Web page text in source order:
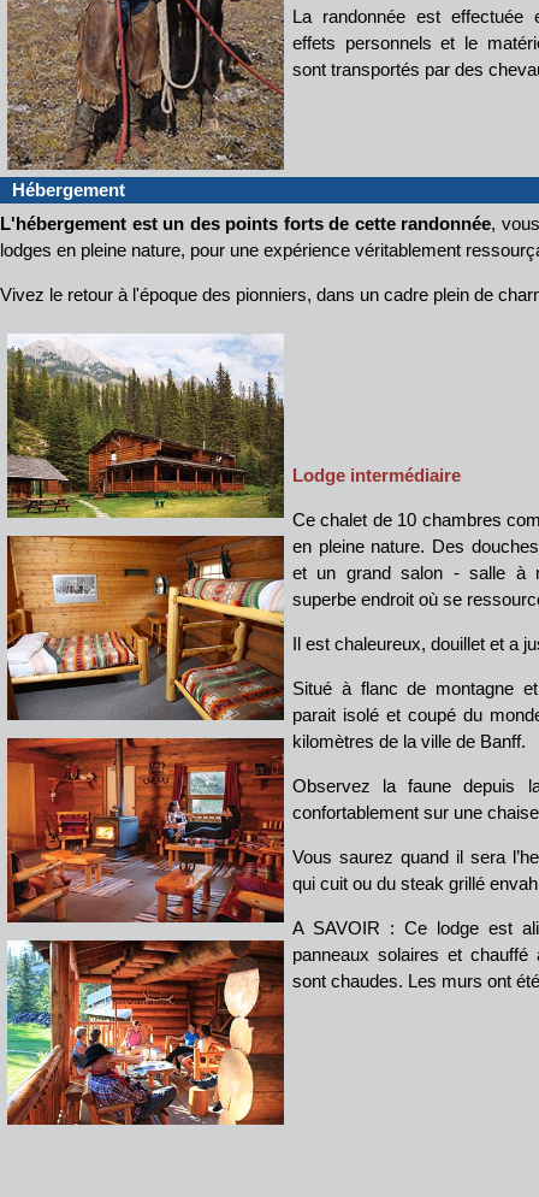
La randonnée est effectuée
effets personnels et le
sont transportés par des
Hébergement
L'hébergement est un des points forts de cette randonnée,
lodges en pleine nature, pour une expérience véritablement
Vivez le retour à l'époque des pionniers, dans un cadre plein de
Lodge intermédiaire
Ce chalet de 10 chambres
en pleine nature. Des
et un grand salon - salle à
superbe endroit où se
Il est chaleureux, douillet et a
Situé à flanc de montagne
parait isolé et coupé du
kilomètres de la ville de Banff.
Observez la faune depuis
confortablement sur une
Vous saurez quand il sera
qui cuit ou du steak grillé
A SAVOIR : Ce lodge est
panneaux solaires et
sont chaudes. Les murs ont